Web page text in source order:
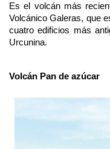
Es el volcán más
Volcánico Galeras, que
cuatro edificios más
Urcunina.
Volcán Pan de azúcar